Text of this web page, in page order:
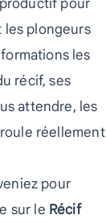
pour
les plongeurs
les
récif, ses
attendre, les
réellement
pour
sur le Récif